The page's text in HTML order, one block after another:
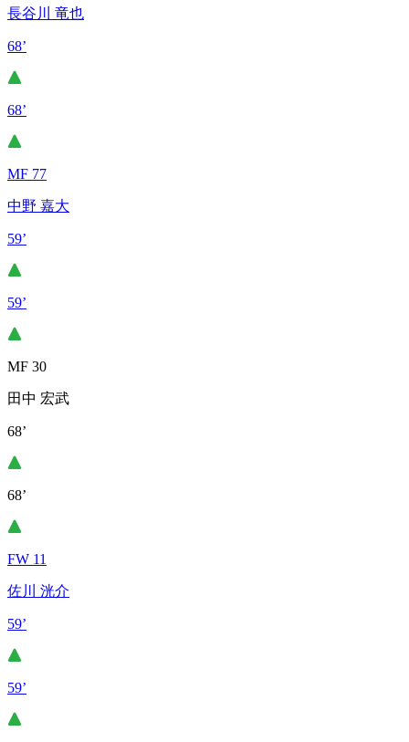
長谷川 竜也
68’
68’
MF 77
中野 嘉大
59’
59’
MF 30
田中 宏武
68’
68’
FW 11
佐川 洸介
59’
59’